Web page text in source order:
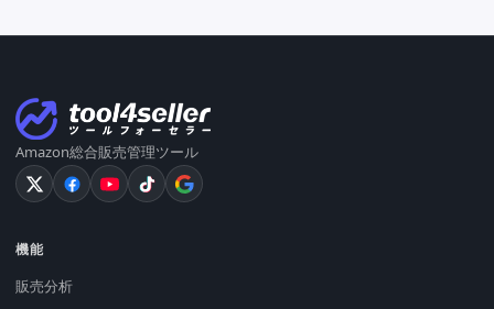
Amazon総合販売管理ツール
機能
販売分析